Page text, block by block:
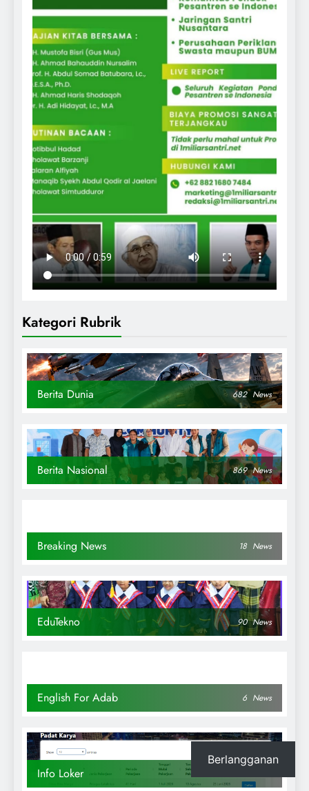
Kategori Rubrik
Berita Dunia 682 News
Berita Nasional 869 News
Breaking News 18 News
EduTekno 90 News
English For Adab 6 News
Info Loker
Berlangganan